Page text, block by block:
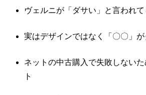
ヴェルニが「ダサい」と言われ
実はデザインではなく「〇〇」
ネットの中古購入で失敗しない
ト